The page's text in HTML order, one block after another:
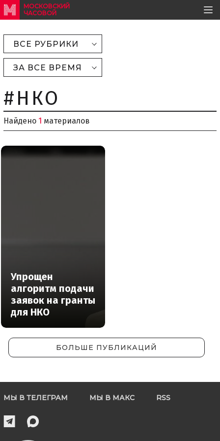
МОСКОВСКИЙ
ЧАСОВОЙ
Найдено 1 материалов
#НКО
ВСЕ РУБРИКИ
ЗА ВСЕ ВРЕМЯ
Упрощен
алгоритм подачи
заявок на гранты
для НКО
БОЛЬШЕ ПУБЛИКАЦИЙ
МЫ В ТЕЛЕГРАМ МЫ В МАКС RSS